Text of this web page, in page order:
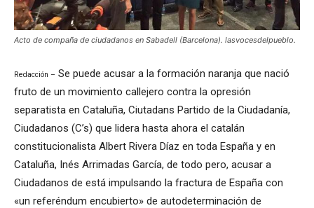
Acto de compaña de ciudadanos en Sabadell (Barcelona). lasvocesdelpueblo.
Redacción – Se puede acusar a la formación naranja que nació
fruto de un movimiento callejero contra la opresión
separatista en Cataluña, Ciutadans Partido de la Ciudadanía,
Ciudadanos (C’s) que lidera hasta ahora el catalán
constitucionalista Albert Rivera Díaz en toda España y en
Cataluña, Inés Arrimadas García, de todo pero, acusar a
Ciudadanos de está impulsando la fractura de España con
«un referéndum encubierto» de autodeterminación de